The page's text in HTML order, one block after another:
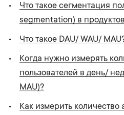
Что такое сегментация
segmentation) в
Что такое DAU/ WAU/
Когда нужно измерять
пользователей в день/
MAU)?
Как измерить количество